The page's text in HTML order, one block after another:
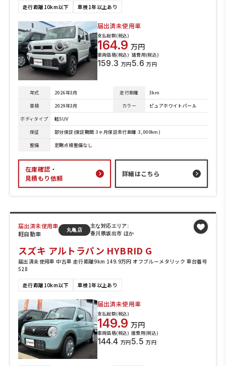
走行距離10km以下 車検1年以上あり
届出済未使用車
支払総額(税込)
164.9 万円
車両価格(税込)
159.3 万円
諸費用(税込)
5.6 万円
年式 2026年3月 走行距離
3km
車検
2029年3月 カラー
ピュアホワイトパール
ボディタイプ
軽SUV
保証
部分保証(保証期間:3ヶ月保証走行距離:3,000km)
整備
定期点検整備なし
在庫確認・
見積もり依頼
詳細はこちら
届出済未使用車
軽自動車
丸亀店
主な対応エリア:
香川県坂出市 ほか
スズキ アルトラパン HYBRID G
届出済未使用車 中古車 走行距離9km 149.9万円 オフブルーメタリック 車台番号
528
走行距離10km以下 車検1年以上あり
届出済未使用車
支払総額(税込)
149.9 万円
車両価格(税込)
144.4 万円
諸費用(税込)
5.5 万円